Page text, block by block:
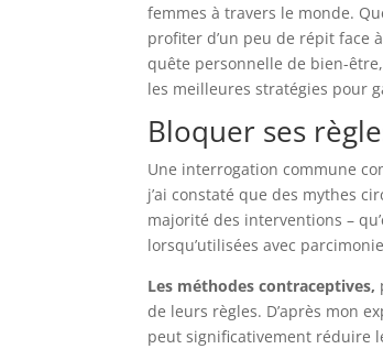
femmes à travers le monde.
profiter d’un peu de répit face
quête personnelle de bien-
les meilleures stratégies pour
Bloquer ses
Une interrogation commune
j’ai constaté que des mythes
majorité des interventions –
lorsqu’utilisées avec
Les méthodes contraceptives,
de leurs règles. D’après mon
peut significativement réduire